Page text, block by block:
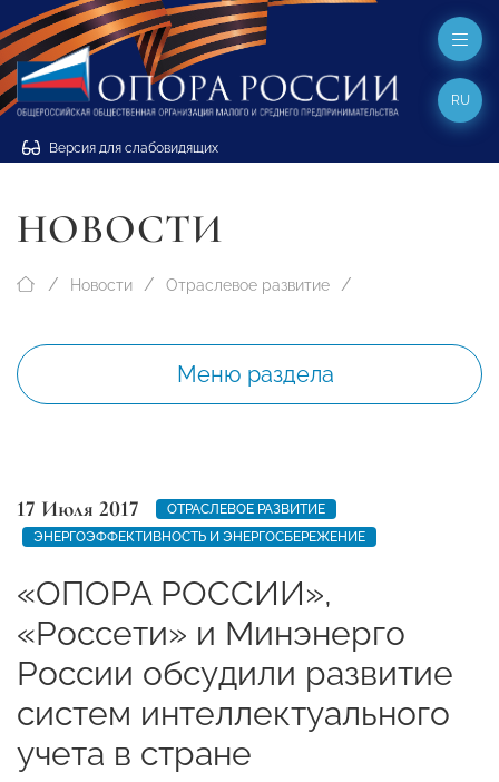
Версия для слабовидящих
RU
НОВОСТИ
Новости Отраслевое развитие
Меню раздела
17 Июля 2017
ОТРАСЛЕВОЕ РАЗВИТИЕ
ЭНЕРГОЭФФЕКТИВНОСТЬ И ЭНЕРГОСБЕРЕЖЕНИЕ
«ОПОРА РОССИИ»,
«Россети» и Минэнерго
России обсудили развитие
систем интеллектуального
учета в стране